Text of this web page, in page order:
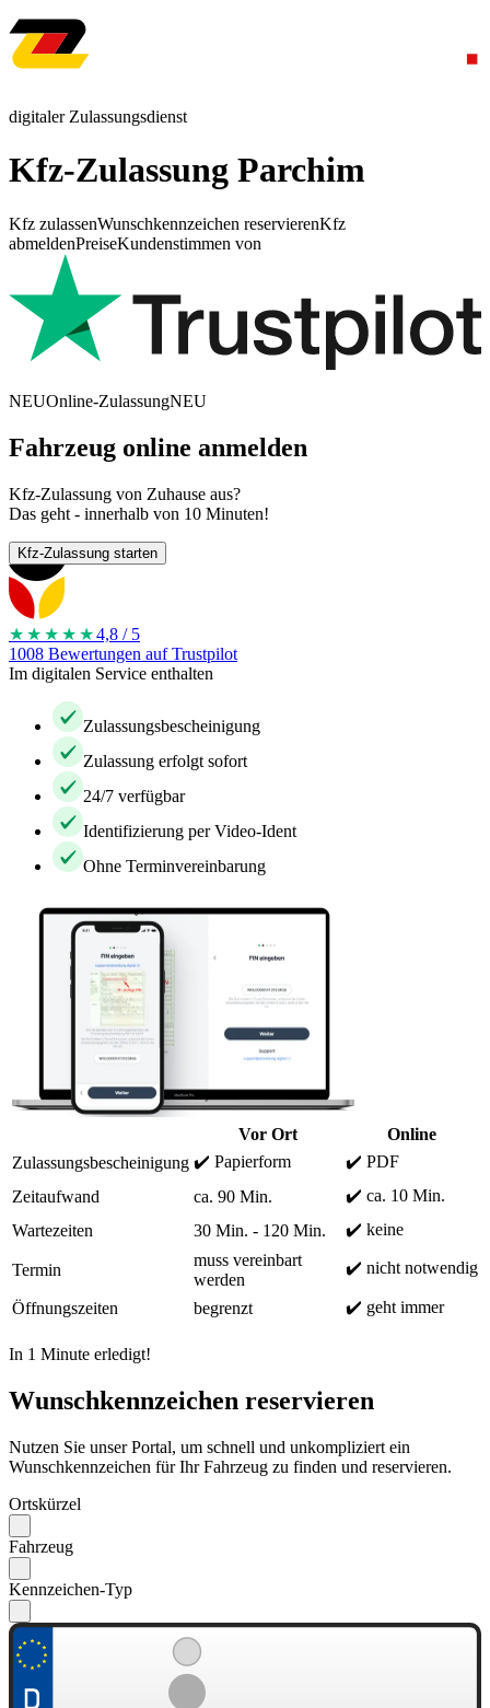
digitaler Zulassungsdienst
Kfz-Zulassung Parchim
Kfz zulassenWunschkennzeichen reservierenKfz
abmeldenPreiseKundenstimmen von
NEUOnline-ZulassungNEU
Fahrzeug online anmelden
Kfz-Zulassung von Zuhause aus?
Das geht - innerhalb von 10 Minuten!
Kfz-Zulassung starten
★★★★ ★4,8 / 5
1008 Bewertungen auf Trustpilot
Im digitalen Service enthalten
Zulassungsbescheinigung
Zulassung erfolgt sofort
24/7 verfügbar
Identifizierung per Video-Ident
Ohne Terminvereinbarung
Vor Ort
Online
Zulassungsbescheinigung ✔️ Papierform
✔️ PDF
Zeitaufwand
ca. 90 Min.
✔️ ca. 10 Min.
Wartezeiten
30 Min. - 120 Min. ✔️ keine
Termin
muss vereinbart
werden
✔️ nicht notwendig
Öffnungszeiten begrenzt ✔️ geht immer
In 1 Minute erledigt!
Wunschkennzeichen reservieren
Nutzen Sie unser Portal, um schnell und unkompliziert ein
Wunschkennzeichen für Ihr Fahrzeug zu finden und reservieren.
Ortskürzel
Fahrzeug
Kennzeichen-Typ